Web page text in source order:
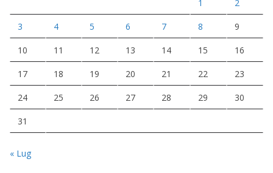
1 2
3 4 5 6 7 8 9
10 11 12 13 14 15 16
17 18 19 20 21 22 23
24 25 26 27 28 29 30
31
« Lug